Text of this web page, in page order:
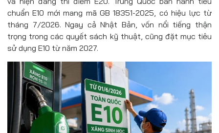
chuẩn E10 mới mang mã GB 18351-2025, có hiệu lực từ
tháng 7/2026. Ngay cả Nhật Bản, vốn nổi tiếng thận
trọng trong các quyết sách kỹ thuật, cũng đặt mục tiêu
sử dụng E10 từ năm 2027.